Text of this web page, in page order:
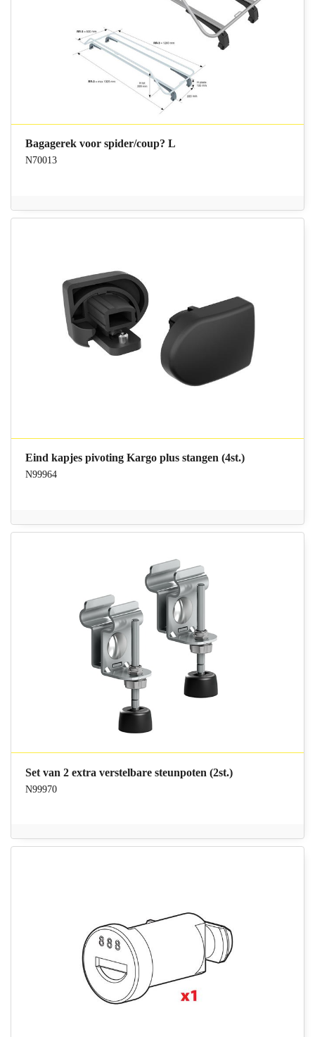
Bagagerek voor spider/coup? L
N70013
Eind kapjes pivoting Kargo plus stangen (4st.)
N99964
Set van 2 extra verstelbare steunpoten (2st.)
N99970